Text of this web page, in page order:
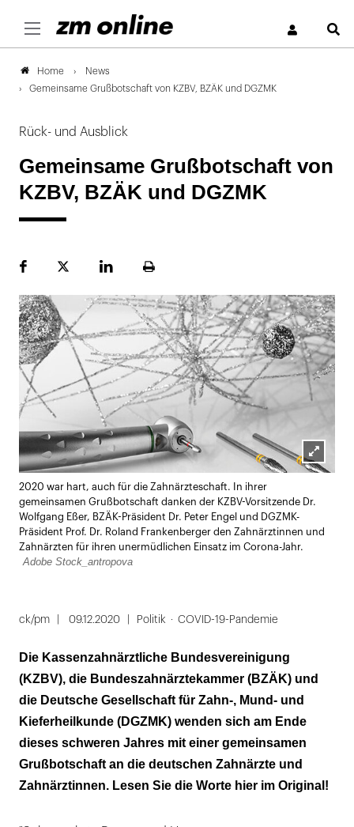
Home
News
Gemeinsame Grußbotschaft von KZBV, BZÄK und DGZMK
Rück- und Ausblick
Gemeinsame Grußbotschaft von
KZBV, BZÄK und DGZMK
FacebookPlattformLinekdInSeite
Lightbox
2020 war hart, auch für die Zahnärzteschaft. In ihrer
gemeinsamen Grußbotschaft danken der KZBV-Vorsitzende Dr.
Wolfgang Eßer, BZÄK-Präsident Dr. Peter Engel und DGZMK-
Präsident Prof. Dr. Roland Frankenberger den Zahnärztinnen und
Zahnärzten für ihren unermüdlichen Einsatz im Corona-Jahr.
Adobe Stock_antropova
ck/pm 09.12.2020 Politik COVID-19-Pandemie
Die Kassenzahnärztliche Bundesvereinigung
(KZBV), die Bundeszahnärztekammer (BZÄK) und
die Deutsche Gesellschaft für Zahn-, Mund- und
Kieferheilkunde (DGZMK) wenden sich am Ende
dieses schweren Jahres mit einer gemeinsamen
Grußbotschaft an die deutschen Zahnärzte und
Zahnärztinnen. Lesen Sie die Worte hier im Original!